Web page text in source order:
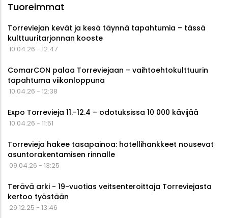
Tuoreimmat
Torreviejan kevät ja kesä täynnä tapahtumia – tässä
kulttuuritarjonnan kooste
10.04.26 - 12:47
ComarCON palaa Torreviejaan – vaihtoehtokulttuurin
tapahtuma viikonloppuna
10.04.26 - 12:38
Expo Torrevieja 11.-12.4 – odotuksissa 10 000 kävijää
10.04.26 - 11:51
Torrevieja hakee tasapainoa: hotellihankkeet nousevat
asuntorakentamisen rinnalle
09.04.26 - 13:25
Terävä arki - 19-vuotias veitsenteroittaja Torreviejasta
kertoo työstään
29.12.25 - 13:46